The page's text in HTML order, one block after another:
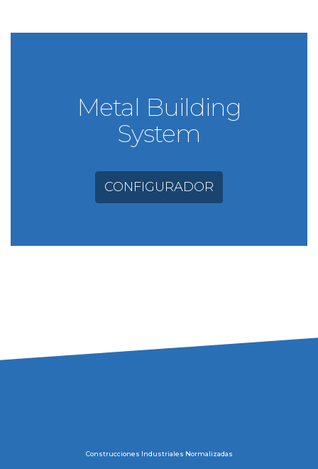
Metal Building
System
CONFIGURADOR
Construcciones Industriales Normalizadas